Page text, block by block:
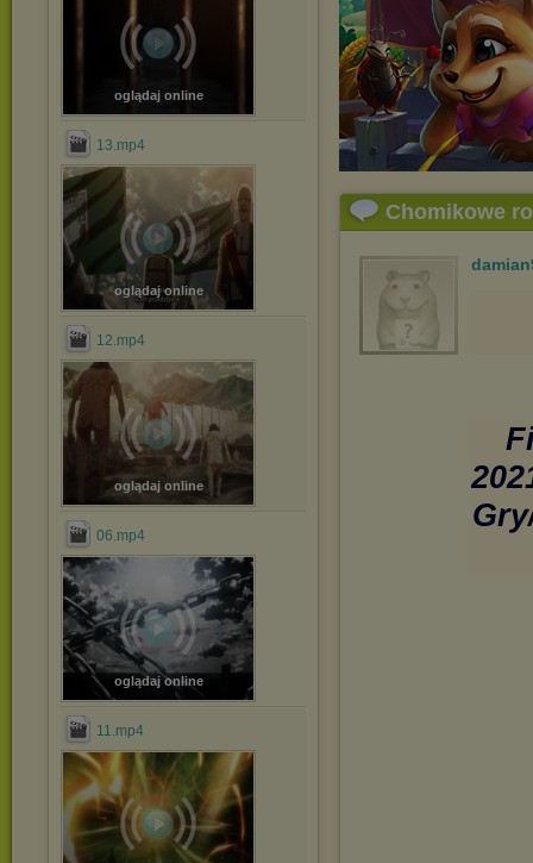
oglądaj online
13.mp4
oglądaj online
12.mp4
oglądaj online
06.mp4
oglądaj online
11.mp4
Chomikowe